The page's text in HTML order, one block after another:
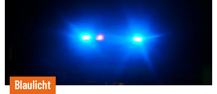
Blaulicht